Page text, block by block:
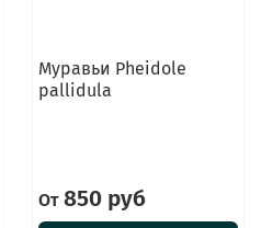
Муравьи Pheidole
pallidula
От850 руб